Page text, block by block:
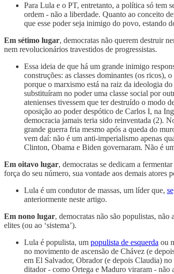
Para Lula e o PT, entretanto, a política só tem
ordem - não a liberdade. Quanto ao conceito
que esse poder seja inimigo do povo, estando
Em sétimo lugar, democratas não querem destruir
nem revolucionários travestidos de progressistas.
Essa ideia de que há um grande inimigo
construções: as classes dominantes (os
porque o marxismo está na raiz da ideologia
substituíram no poder uma classe social por
atenienses tivessem que ter destruído o modo
oposição ao poder despótico de Carlos I, na
democracia jamais teria sido reinventada (2).
grande guerra fria mesmo após a queda do
vem daí: não é um anti-imperialismo apenas
Clinton, Obama e Biden governaram. Não é
Em oitavo lugar, democratas se dedicam a
força do seu número, sua vontade aos demais atores
Lula é um condutor de massas, um líder que,
anteriormente neste artigo.
Em nono lugar, democratas não são populistas,
elites (ou ao ‘sistema’).
Lula é populista, um populista de esquerda ou
no movimento de ascensão de Chávez (e
em El Salvador, Obrador (e depois Claudia)
ditador - como Ortega e Maduro viraram - não